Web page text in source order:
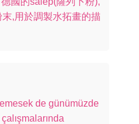
,用於調製水拓畫的描
de günümüzde